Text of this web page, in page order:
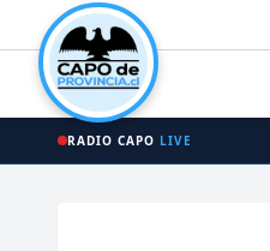
RADIO CAPO LIVE